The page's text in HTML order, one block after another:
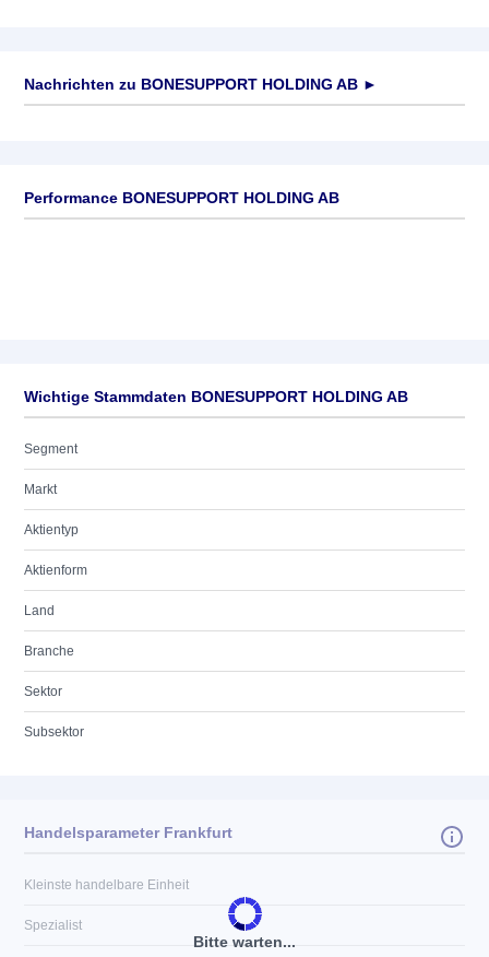
Nachrichten zu BONESUPPORT HOLDING AB ►
Performance BONESUPPORT HOLDING AB
Wichtige Stammdaten BONESUPPORT HOLDING AB
Segment
Markt
Aktientyp
Aktienform
Land
Branche
Sektor
Subsektor
Bitte warten...
Handelsparameter Frankfurt
Kleinste handelbare Einheit
Spezialist